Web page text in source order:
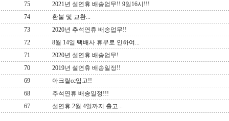
75
2021년 설연휴 배송업무!! 9일16시!!!
74
환불 및 교환...
73
2020년 추석연휴 배송업무!!
72
8월 14일 택배사 휴무로 인하여...
71
2020년 설연휴 배송업무!
70
2019년 설연휴 배송일정!!
69
아크릴cc입고!!
68
추석연휴 배송일정!!!
67
설연휴 2월 4일까지 출고...